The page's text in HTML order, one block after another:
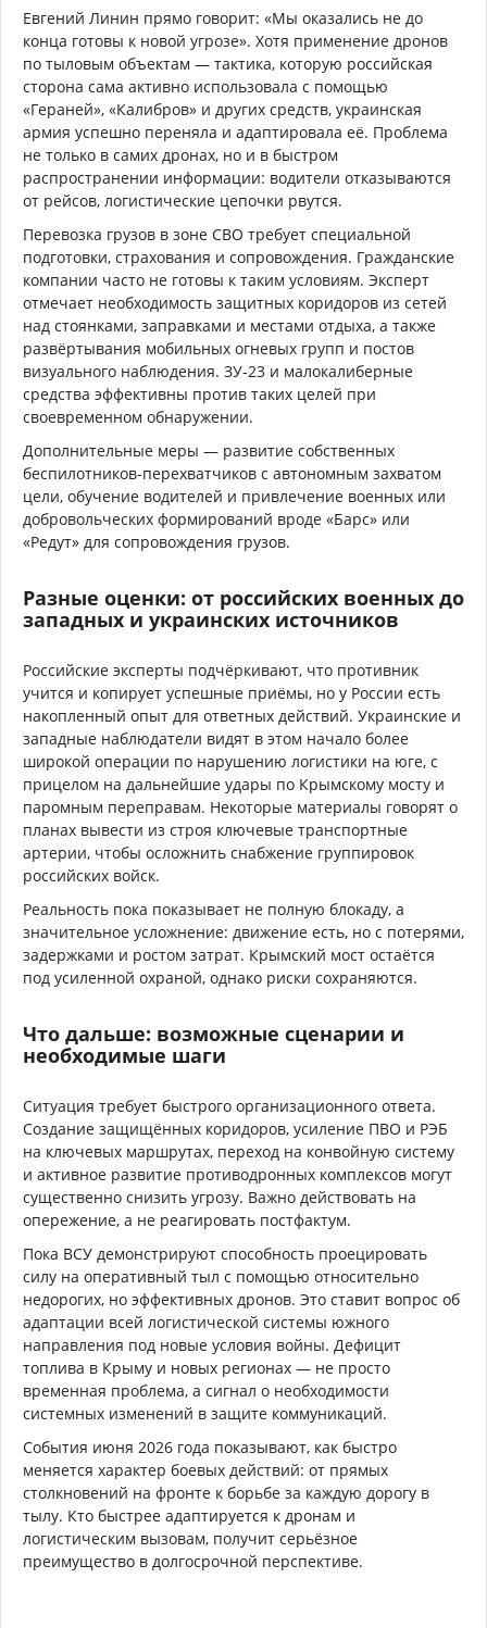
Евгений Линин прямо говорит: «Мы оказались не до
конца готовы к новой угрозе». Хотя применение дронов
по тыловым объектам — тактика, которую российская
сторона сама активно использовала с помощью
«Гераней», «Калибров» и других средств, украинская
армия успешно переняла и адаптировала её. Проблема
не только в самих дронах, но и в быстром
распространении информации: водители отказываются
от рейсов, логистические цепочки рвутся.
Перевозка грузов в зоне СВО требует специальной
подготовки, страхования и сопровождения. Гражданские
компании часто не готовы к таким условиям. Эксперт
отмечает необходимость защитных коридоров из сетей
над стоянками, заправками и местами отдыха, а также
развёртывания мобильных огневых групп и постов
визуального наблюдения. ЗУ-23 и малокалиберные
средства эффективны против таких целей при
своевременном обнаружении.
Дополнительные меры — развитие собственных
беспилотников-перехватчиков с автономным захватом
цели, обучение водителей и привлечение военных или
добровольческих формирований вроде «Барс» или
«Редут» для сопровождения грузов.
Разные оценки: от российских военных до
западных и украинских источников
Российские эксперты подчёркивают, что противник
учится и копирует успешные приёмы, но у России есть
накопленный опыт для ответных действий. Украинские и
западные наблюдатели видят в этом начало более
широкой операции по нарушению логистики на юге, с
прицелом на дальнейшие удары по Крымскому мосту и
паромным переправам. Некоторые материалы говорят о
планах вывести из строя ключевые транспортные
артерии, чтобы осложнить снабжение группировок
российских войск.
Реальность пока показывает не полную блокаду, а
значительное усложнение: движение есть, но с потерями,
задержками и ростом затрат. Крымский мост остаётся
под усиленной охраной, однако риски сохраняются.
Что дальше: возможные сценарии и
необходимые шаги
Ситуация требует быстрого организационного ответа.
Создание защищённых коридоров, усиление ПВО и РЭБ
на ключевых маршрутах, переход на конвойную систему
и активное развитие противодронных комплексов могут
существенно снизить угрозу. Важно действовать на
опережение, а не реагировать постфактум.
Пока ВСУ демонстрируют способность проецировать
силу на оперативный тыл с помощью относительно
недорогих, но эффективных дронов. Это ставит вопрос об
адаптации всей логистической системы южного
направления под новые условия войны. Дефицит
топлива в Крыму и новых регионах — не просто
временная проблема, а сигнал о необходимости
системных изменений в защите коммуникаций.
События июня 2026 года показывают, как быстро
меняется характер боевых действий: от прямых
столкновений на фронте к борьбе за каждую дорогу в
тылу. Кто быстрее адаптируется к дронам и
логистическим вызовам, получит серьёзное
преимущество в долгосрочной перспективе.